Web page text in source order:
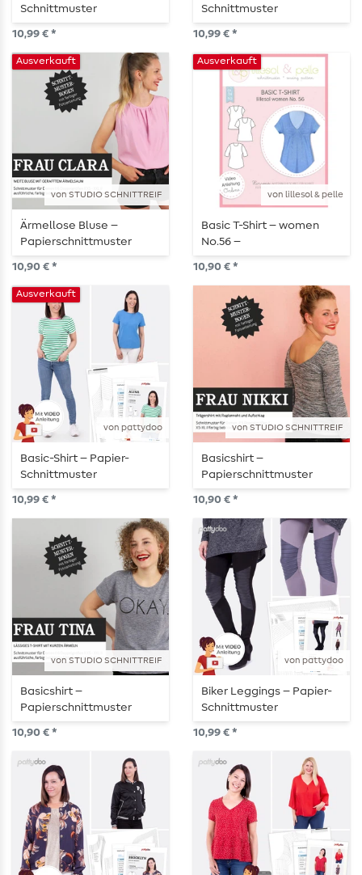
Schnittmuster
10,99 € *
Schnittmuster
10,99 € *
von STUDIO SCHNITTREIF
Ausverkauft
Ärmellose Bluse –
Papierschnittmuster
10,90 € *
von lillesol & pelle
Ausverkauft
Basic T-Shirt – women
No.56 –
Papierschnittmuster
10,90 € *
von pattydoo
Ausverkauft
Basic-Shirt – Papier-
Schnittmuster
10,99 € *
von STUDIO SCHNITTREIF
Basicshirt –
Papierschnittmuster
10,90 € *
von STUDIO SCHNITTREIF
Basicshirt –
Papierschnittmuster
10,90 € *
von pattydoo
Biker Leggings – Papier-
Schnittmuster
10,99 € *